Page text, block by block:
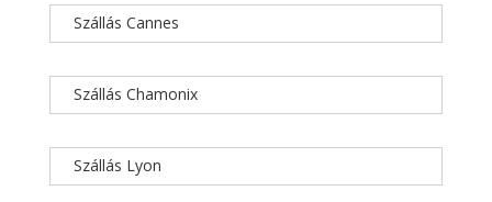
Szállás Cannes
Szállás Chamonix
Szállás Lyon